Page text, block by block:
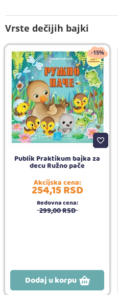
Vrste dečijih bajki
-15%
Publik Praktikum bajka za
decu Ružno pače
Akcijska cena:
254,15RSD
Redovna cena:
299,00RSD
Dodaj u korpu